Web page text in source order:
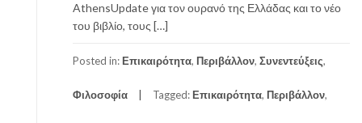
AthensUpdate για τον ουρανό της Ελλάδας και το νέο
του βιβλίο, τους […]
Posted in: Επικαιρότητα, Περιβάλλον, Συνεντεύξεις,
Φιλοσοφία Tagged: Επικαιρότητα, Περιβάλλον,